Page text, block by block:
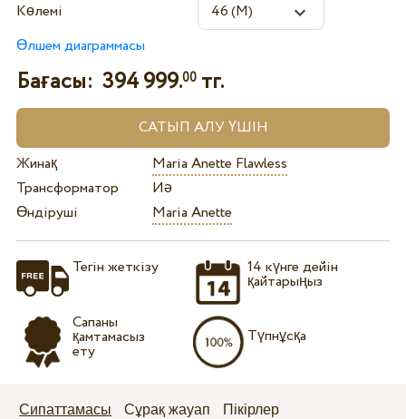
Көлемі
Өлшем диаграммасы
Бағасы: 394 999.00тг.
Жинақ
Maria Anette Flawless
Трансформатор
Иә
Өндіруші
Maria Anette
Тегін жеткізу
Сапаны
қамтамасыз
ету
14 күнге дейін
қайтарыңыз
Түпнұсқа
Сипаттамасы Сұрақ жауап Пікірлер